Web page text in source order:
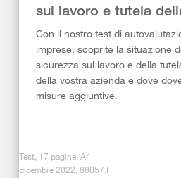
sul lavoro e tutela
Con il nostro test di
imprese, scoprite la situazione
sicurezza sul lavoro e della
della vostra azienda e dove
misure aggiuntive.
Test, 17 pagine, A4
dicembre 2022, 88057.I